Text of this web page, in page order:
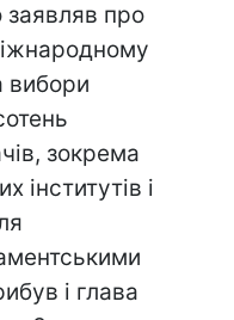
про
вибори
зокрема
інститутів і
і глава